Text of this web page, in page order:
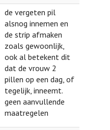
de vergeten pil
alsnog innemen en
de strip afmaken
zoals gewoonlijk,
ook al betekent dit
dat de vrouw 2
pillen op een dag, of
tegelijk, inneemt.
geen aanvullende
maatregelen